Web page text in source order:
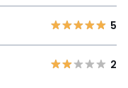
5
2